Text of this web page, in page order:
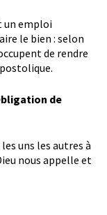
un emploi
le bien : selon
de rendre
de
uns les autres à
nous appelle et